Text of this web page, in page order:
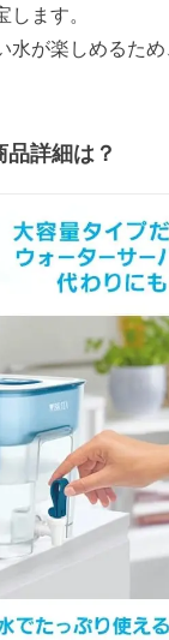
します。
水が楽しめるた
品詳細は？